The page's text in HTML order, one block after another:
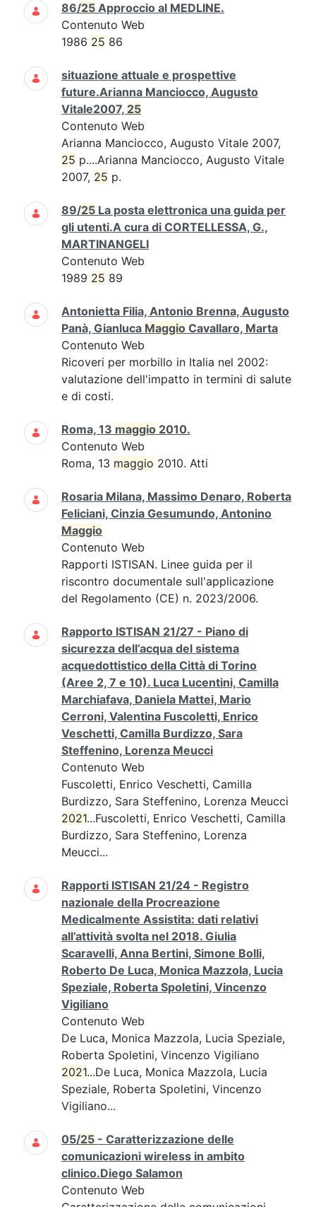
86/25 Approccio al MEDLINE.
Contenuto Web
1986 25 86
situazione attuale e prospettive
future.Arianna Manciocco, Augusto
Vitale2007, 25
Contenuto Web
Arianna Manciocco, Augusto Vitale 2007,
25 p....Arianna Manciocco, Augusto Vitale
2007, 25 p.
89/25 La posta elettronica una guida per
gli utenti.A cura di CORTELLESSA, G.,
MARTINANGELI
Contenuto Web
1989 25 89
Antonietta Filia, Antonio Brenna, Augusto
Panà, Gianluca Maggio Cavallaro, Marta
Contenuto Web
Ricoveri per morbillo in Italia nel 2002:
valutazione dell'impatto in termini di salute
e di costi.
Roma, 13 maggio 2010.
Contenuto Web
Roma, 13 maggio 2010. Atti
Rosaria Milana, Massimo Denaro, Roberta
Feliciani, Cinzia Gesumundo, Antonino
Maggio
Contenuto Web
Rapporti ISTISAN. Linee guida per il
riscontro documentale sull'applicazione
del Regolamento (CE) n. 2023/2006.
Rapporto ISTISAN 21/27 - Piano di
sicurezza dell’acqua del sistema
acquedottistico della Città di Torino
(Aree 2, 7 e 10). Luca Lucentini, Camilla
Marchiafava, Daniela Mattei, Mario
Cerroni, Valentina Fuscoletti, Enrico
Veschetti, Camilla Burdizzo, Sara
Steffenino, Lorenza Meucci
Contenuto Web
Fuscoletti, Enrico Veschetti, Camilla
Burdizzo, Sara Steffenino, Lorenza Meucci
2021...Fuscoletti, Enrico Veschetti, Camilla
Burdizzo, Sara Steffenino, Lorenza
Meucci...
Rapporti ISTISAN 21/24 - Registro
nazionale della Procreazione
Medicalmente Assistita: dati relativi
all’attività svolta nel 2018. Giulia
Scaravelli, Anna Bertini, Simone Bolli,
Roberto De Luca, Monica Mazzola, Lucia
Speziale, Roberta Spoletini, Vincenzo
Vigiliano
Contenuto Web
De Luca, Monica Mazzola, Lucia Speziale,
Roberta Spoletini, Vincenzo Vigiliano
2021...De Luca, Monica Mazzola, Lucia
Speziale, Roberta Spoletini, Vincenzo
Vigiliano...
05/25 - Caratterizzazione delle
comunicazioni wireless in ambito
clinico.Diego Salamon
Contenuto Web